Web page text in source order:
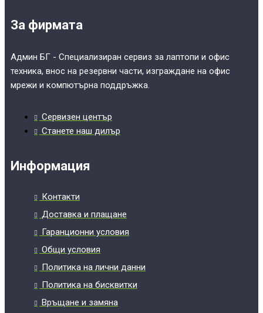
За фирмата
Админ БГ - Специализиран сервиз за лаптопи и офис
техника, внос на резервни части, изграждане на офис
мрежи и компютърна поддръжка.
Сервизен център
Станете наш дилър
Информация
Контакти
Доставка и плащане
Гаранционни условия
Общи условия
Политика на лични данни
Политика на бисквитки
Връщане и замяна